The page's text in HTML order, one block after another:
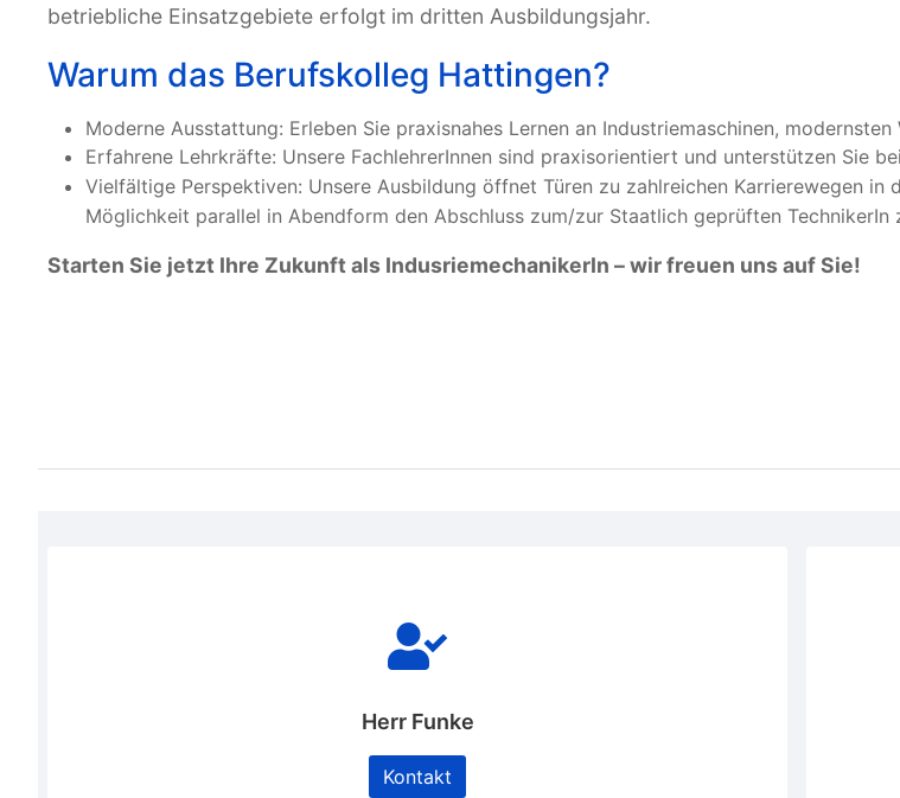
betriebliche Einsatzgebiete erfolgt im dritten Ausbildungsjahr.
Warum das Berufskolleg Hattingen?
Moderne Ausstattung: Erleben Sie praxisnahes Lernen an Industriemaschinen,
Erfahrene Lehrkräfte: Unsere FachlehrerInnen sind praxisorientiert und unterstützen Sie
Vielfältige Perspektiven: Unsere Ausbildung öffnet Türen zu zahlreichen Karrierewegen
Möglichkeit parallel in Abendform den Abschluss zum/zur Staatlich geprüften TechnikerIn
Starten Sie jetzt Ihre Zukunft als IndusriemechanikerIn – wir freuen uns auf Sie!
Herr Funke
Kontakt